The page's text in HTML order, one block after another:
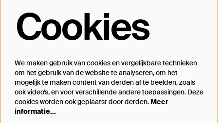
Op de hoogte blijven?
Inschrijven
Cookies
We maken gebruik van cookies en vergelijkbare technieken
om het gebruik van de website te analyseren, om het
mogelijk te maken content van derden af te beelden, zoals
ook video’s, en voor verschillende andere toepassingen. Deze
cookies worden ook geplaatst door derden. Meer
informatie…